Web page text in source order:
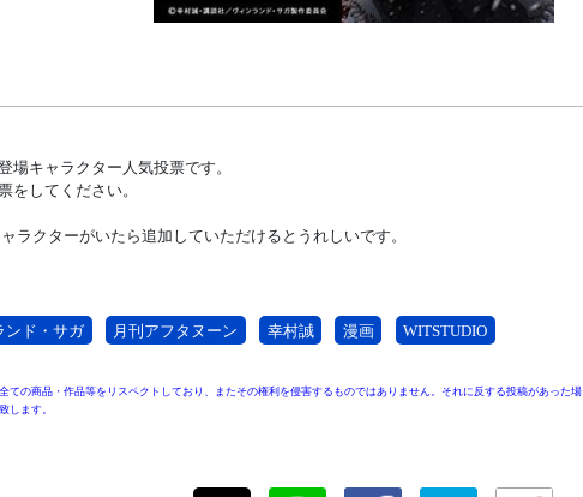
場キャラクター人気投票です。
をしてください。
ラクターがいたら追加していただけるとうれしいです。
ンド・サガ 月刊アフタヌーン 幸村誠 漫画 WITSTUDIO
ての商品・作品等をリスペクトしており、またその権利を侵害するものではありません。それに反する投稿があった場
します。